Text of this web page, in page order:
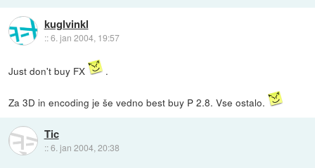
kuglvinkl
::6. jan 2004, 19:57
Just don't buy FX .
Za 3D in encoding je še vedno best buy P 2.8. Vse ostalo.
Tic
::6. jan 2004, 20:38